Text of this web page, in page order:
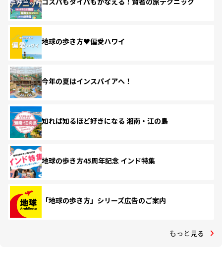
地球の歩き方♥偏愛ハワイ
今年の夏はインスパイアへ！
知れば知るほど好きになる 湘南・江の島
地球の歩き方45周年記念 インド特集
「地球の歩き方」シリーズ広告のご案内
もっと見る